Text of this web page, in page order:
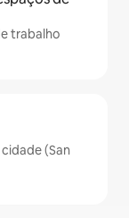
trabalho
(San